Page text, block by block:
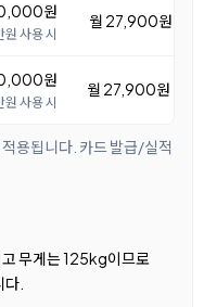
원
사용 시
월 27,900원 ~
원
사용 시
월 27,900원 ~
용됩니다. 카드 발급/실적
무게는 125kg이므로
.